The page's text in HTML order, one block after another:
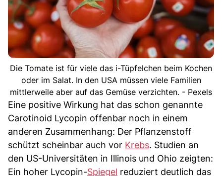
Die Tomate ist für viele das i-Tüpfelchen beim Kochen
oder im Salat. In den USA müssen viele Familien
mittlerweile aber auf das Gemüse verzichten. - Pexels
Eine positive Wirkung hat das schon genannte
Carotinoid Lycopin offenbar noch in einem
anderen Zusammenhang: Der Pflanzenstoff
schützt scheinbar auch vor Krebs. Studien an
den US-Universitäten in Illinois und Ohio zeigten:
Ein hoher Lycopin-Spiegel reduziert deutlich das